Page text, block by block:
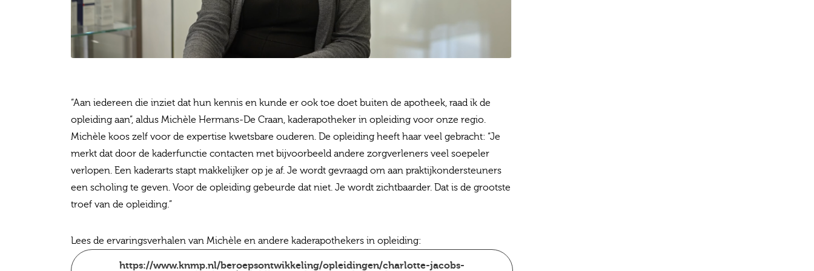
“Aan iedereen die inziet dat hun kennis en kunde er ook toe doet buiten de apotheek, raad ik de
opleiding aan”, aldus Michèle Hermans-De Craan, kaderapotheker in opleiding voor onze regio.
Michèle koos zelf voor de expertise kwetsbare ouderen. De opleiding heeft haar veel gebracht: “Je
merkt dat door de kaderfunctie contacten met bijvoorbeeld andere zorgverleners veel soepeler
verlopen. Een kaderarts stapt makkelijker op je af. Je wordt gevraagd om aan praktijkondersteuners
een scholing te geven. Voor de opleiding gebeurde dat niet. Je wordt zichtbaarder. Dat is de grootste
troef van de opleiding.”
Lees de ervaringsverhalen van Michèle en andere kaderapothekers in opleiding:
https://www.knmp.nl/beroepsontwikkeling/opleidingen/charlotte-jacobs-